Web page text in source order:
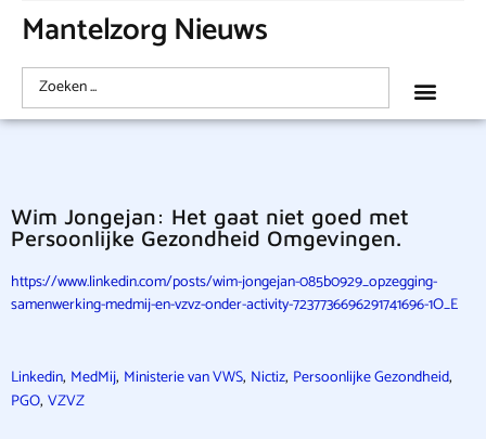
Mantelzorg Nieuws
Wim Jongejan: Het gaat niet goed met
Persoonlijke Gezondheid Omgevingen.
https://www.linkedin.com/posts/wim-jongejan-085b0929_opzegging-
samenwerking-medmij-en-vzvz-onder-activity-7237736696291741696-1O_E
Linkedin, MedMij, Ministerie van VWS, Nictiz, Persoonlijke Gezondheid,
PGO, VZVZ